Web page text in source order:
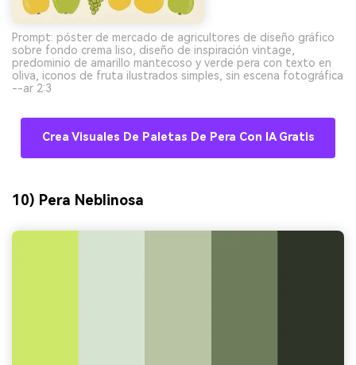
Prompt: póster de mercado de agricultores de diseño gráfico
sobre fondo crema liso, diseño de inspiración vintage,
predominio de amarillo mantecoso y verde pera con texto en
oliva, iconos de fruta ilustrados simples, sin escena fotográfica
--ar 2:3
Crea Visuales De Paletas De Pera Con IA Gratis
10) Pera Neblinosa